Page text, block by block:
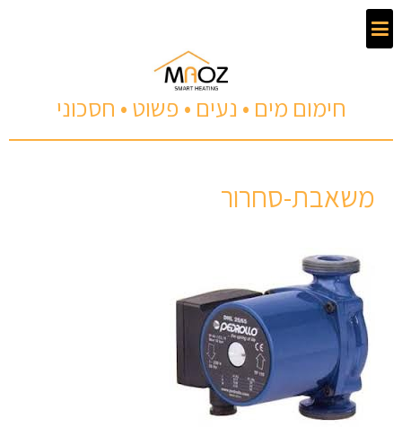
חימום מים • נעים • פשוט • חסכוני
משאבת-סחרור